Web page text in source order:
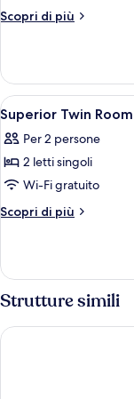
Triple
Scopri di più
Altri
Room
Apri
tutte
le
foto
per
Superior
3
Superior Twin Room
Per 2 persone
2 letti singoli
Wi-Fi gratuito
Scopri di più
Altri
Twin
Room
Strutture simili
V Hotel Lavender